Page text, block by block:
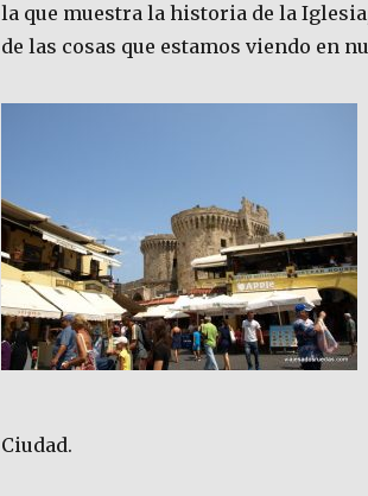
la que muestra la historia de la
de las cosas que estamos viendo en
Ciudad.